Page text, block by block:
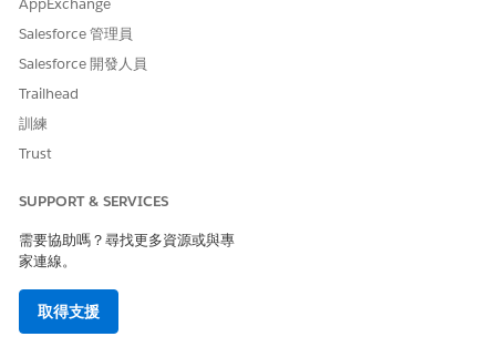
要求 Google Workspace 帳戶
部署此範本,為員工提供要求新 Google Workspace 帳戶的標準
化方式。
請讓我們知道，以便我們改進！
是
AppExchange
Salesforce 管理員
Salesforce 開發人員
Trailhead
訓練
Trust
SUPPORT & SERVICES
需要協助嗎？尋找更多資源或與專
家連線。
取得支援